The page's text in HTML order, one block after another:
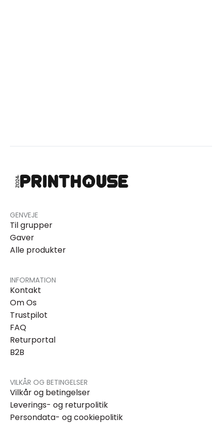
GENVEJE
Til grupper
Gaver
Alle produkter
INFORMATION
Kontakt
Om Os
Trustpilot
FAQ
Returportal
B2B
VILKÅR OG BETINGELSER
Vilkår og betingelser
Leverings- og returpolitik
Persondata- og cookiepolitik